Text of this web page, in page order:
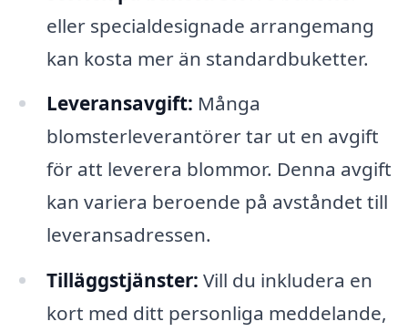
eller specialdesignade arrangemang
kan kosta mer än standardbuketter.
Leveransavgift: Många
blomsterleverantörer tar ut en avgift
för att leverera blommor. Denna avgift
kan variera beroende på avståndet till
leveransadressen.
Tilläggstjänster: Vill du inkludera en
kort med ditt personliga meddelande,